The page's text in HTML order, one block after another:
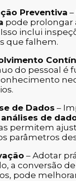
Preventiva
pode prolongar
inclui
que falhem.
do pessoal é
de Dados –
análises de
permitem
parâmetros
– Adotar
a conversão
pode